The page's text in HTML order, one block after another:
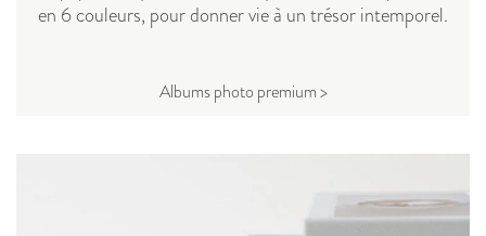
en 6 couleurs, pour donner vie à un trésor intemporel.
Albums photo premium >